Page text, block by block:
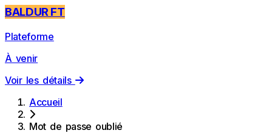
BALDUR FT
Plateforme
À venir
Voir les détails
Accueil
Mot de passe oublié